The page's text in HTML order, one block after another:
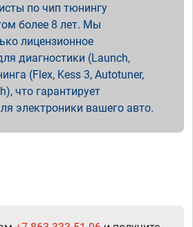
по чип тюнингу
более 8 лет. Мы
лицензионное
диагностики (Launch,
(Flex, Kess 3, Autotuner,
что гарантирует
электроники вашего авто.